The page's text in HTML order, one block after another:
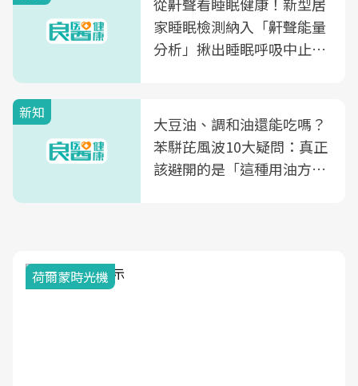
家睡眠檢測納入「鼾聲能量
分析」揪出睡眠呼吸中止症
新知
大豆油、調和油還能吃嗎？
苯駢芘風波10大疑問：真正
該避開的是「這種用油方
荷爾蒙時光機